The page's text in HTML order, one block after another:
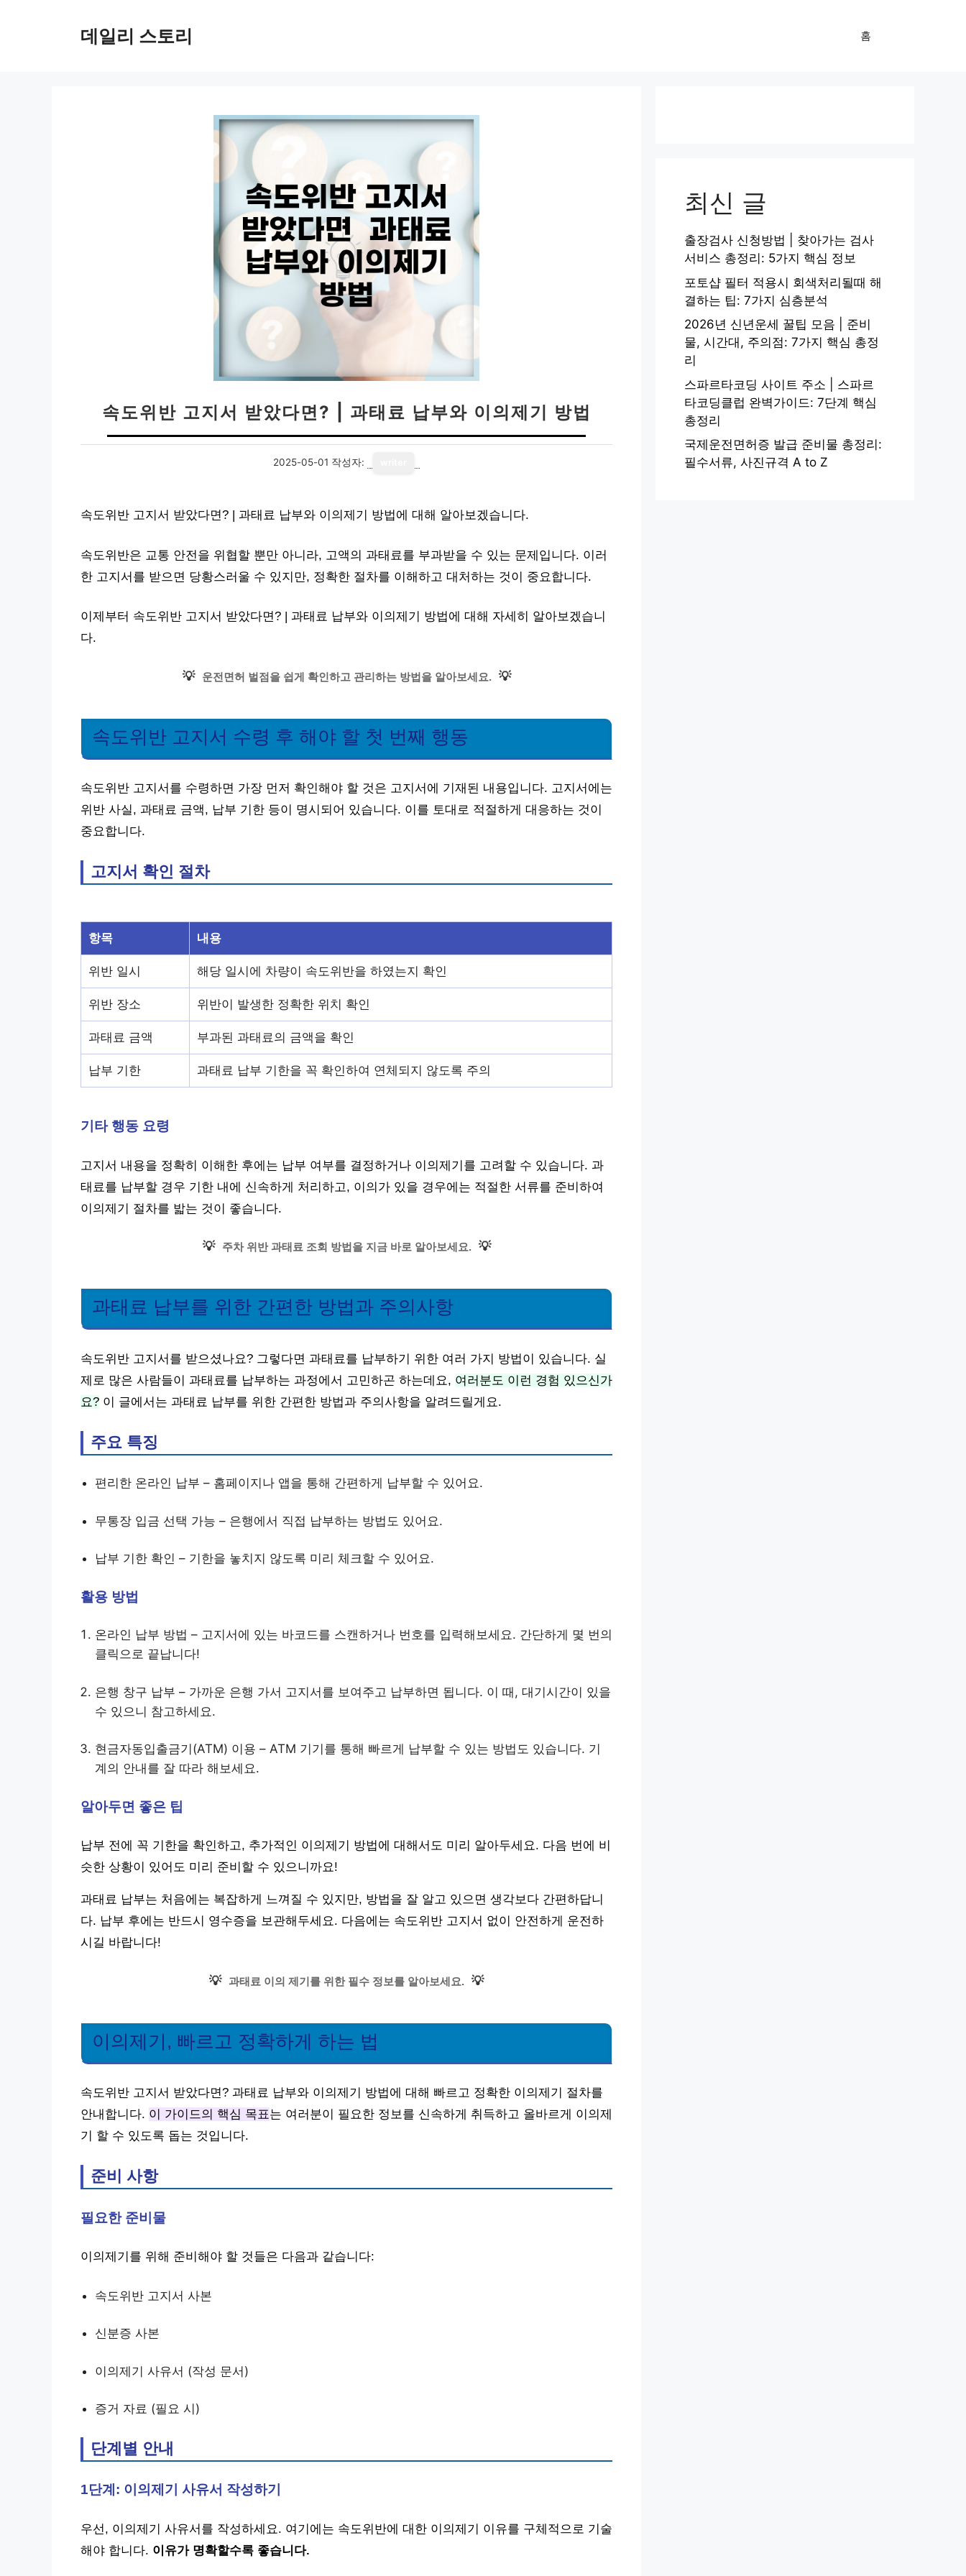
데일리 스토리 홈
속도위반 고지서 받았다면? | 과태료 납부와 이의제기 방법
2025-05-01 작성자:
속도위반 고지서 받았다면? | 과태료 납부와 이의제기 방법에 대해 알아보겠습니다.
속도위반은 교통 안전을 위협할 뿐만 아니라, 고액의 과태료를 부과받을 수 있는 문제입니다. 이러
한 고지서를 받으면 당황스러울 수 있지만, 정확한 절차를 이해하고 대처하는 것이 중요합니다.
이제부터 속도위반 고지서 받았다면? | 과태료 납부와 이의제기 방법에 대해 자세히 알아보겠습니
다.
💡 운전면허 벌점을 쉽게 확인하고 관리하는 방법을 알아보세요. 💡
속도위반 고지서 수령 후 해야 할 첫 번째 행동
속도위반 고지서를 수령하면 가장 먼저 확인해야 할 것은 고지서에 기재된 내용입니다. 고지서에는
위반 사실, 과태료 금액, 납부 기한 등이 명시되어 있습니다. 이를 토대로 적절하게 대응하는 것이
중요합니다.
고지서 확인 절차
항목 내용
위반 일시 해당 일시에 차량이 속도위반을 하였는지 확인
위반 장소 위반이 발생한 정확한 위치 확인
과태료 금액 부과된 과태료의 금액을 확인
납부 기한 과태료 납부 기한을 꼭 확인하여 연체되지 않도록 주의
기타 행동 요령
고지서 내용을 정확히 이해한 후에는 납부 여부를 결정하거나 이의제기를 고려할 수 있습니다. 과
태료를 납부할 경우 기한 내에 신속하게 처리하고, 이의가 있을 경우에는 적절한 서류를 준비하여
이의제기 절차를 밟는 것이 좋습니다.
💡 주차 위반 과태료 조회 방법을 지금 바로 알아보세요. 💡
과태료 납부를 위한 간편한 방법과 주의사항
속도위반 고지서를 받으셨나요? 그렇다면 과태료를 납부하기 위한 여러 가지 방법이 있습니다. 실
제로 많은 사람들이 과태료를 납부하는 과정에서 고민하곤 하는데요, 여러분도 이런 경험 있으신가
요? 이 글에서는 과태료 납부를 위한 간편한 방법과 주의사항을 알려드릴게요.
주요 특징
편리한 온라인 납부 – 홈페이지나 앱을 통해 간편하게 납부할 수 있어요.
무통장 입금 선택 가능 – 은행에서 직접 납부하는 방법도 있어요.
납부 기한 확인 – 기한을 놓치지 않도록 미리 체크할 수 있어요.
활용 방법
온라인 납부 방법 – 고지서에 있는 바코드를 스캔하거나 번호를 입력해보세요. 간단하게 몇 번의
클릭으로 끝납니다!
은행 창구 납부 – 가까운 은행 가서 고지서를 보여주고 납부하면 됩니다. 이 때, 대기시간이 있을
수 있으니 참고하세요.
현금자동입출금기(ATM) 이용 – ATM 기기를 통해 빠르게 납부할 수 있는 방법도 있습니다. 기
계의 안내를 잘 따라 해보세요.
알아두면 좋은 팁
납부 전에 꼭 기한을 확인하고, 추가적인 이의제기 방법에 대해서도 미리 알아두세요. 다음 번에 비
슷한 상황이 있어도 미리 준비할 수 있으니까요!
과태료 납부는 처음에는 복잡하게 느껴질 수 있지만, 방법을 잘 알고 있으면 생각보다 간편하답니
다. 납부 후에는 반드시 영수증을 보관해두세요. 다음에는 속도위반 고지서 없이 안전하게 운전하
시길 바랍니다!
💡 과태료 이의 제기를 위한 필수 정보를 알아보세요. 💡
이의제기, 빠르고 정확하게 하는 법
속도위반 고지서 받았다면? 과태료 납부와 이의제기 방법에 대해 빠르고 정확한 이의제기 절차를
안내합니다. 이 가이드의 핵심 목표는 여러분이 필요한 정보를 신속하게 취득하고 올바르게 이의제
기 할 수 있도록 돕는 것입니다.
준비 사항
필요한 준비물
이의제기를 위해 준비해야 할 것들은 다음과 같습니다:
속도위반 고지서 사본
신분증 사본
이의제기 사유서 (작성 문서)
증거 자료 (필요 시)
단계별 안내
1단계: 이의제기 사유서 작성하기
우선, 이의제기 사유서를 작성하세요. 여기에는 속도위반에 대한 이의제기 이유를 구체적으로 기술
해야 합니다. 이유가 명확할수록 좋습니다.
최신 글
출장검사 신청방법 | 찾아가는 검사
서비스 총정리: 5가지 핵심 정보
포토샵 필터 적용시 회색처리될때 해
결하는 팁: 7가지 심층분석
2026년 신년운세 꿀팁 모음 | 준비
물, 시간대, 주의점: 7가지 핵심 총정
리
스파르타코딩 사이트 주소 | 스파르
타코딩클럽 완벽가이드: 7단계 핵심
총정리
국제운전면허증 발급 준비물 총정리:
필수서류, 사진규격 A to Z